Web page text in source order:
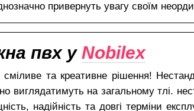
привернуть увагу своїм
пвх у Nobilex
та креативне рішення!
виглядатимуть на загальному тлі.
надійність та довгі терміни